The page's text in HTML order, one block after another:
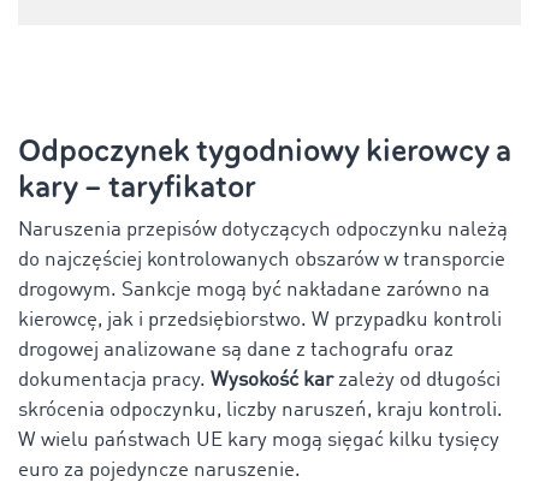
Odpoczynek tygodniowy kierowcy a
kary – taryfikator
Naruszenia przepisów dotyczących odpoczynku należą
do najczęściej kontrolowanych obszarów w transporcie
drogowym. Sankcje mogą być nakładane zarówno na
kierowcę, jak i przedsiębiorstwo. W przypadku kontroli
drogowej analizowane są dane z tachografu oraz
dokumentacja pracy. Wysokość karzależy od długości
skrócenia odpoczynku, liczby naruszeń, kraju kontroli.
W wielu państwach UE kary mogą sięgać kilku tysięcy
euro za pojedyncze naruszenie.